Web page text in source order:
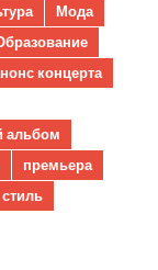
Мода
концерта
альбом
премьера
стиль